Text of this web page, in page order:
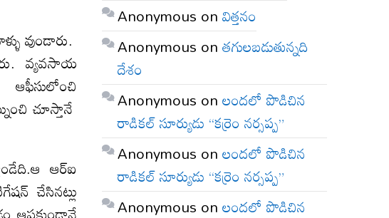
వుండారు.
వ్యవసాయ
ఆఫీసులోంచి
చూస్తానే
ఆర్ఐ
చేసినట్లు
Anonymous onవిత్తనం
Anonymous onతగులబడుతున్నది
దేశం
Anonymous onలందలో పొడిచిన
రాడికల్ సూర్యుడు “కర్రెం నర్సప్ప”
Anonymous onలందలో పొడిచిన
రాడికల్ సూర్యుడు “కర్రెం నర్సప్ప”
Anonymous onలందలో పొడిచిన